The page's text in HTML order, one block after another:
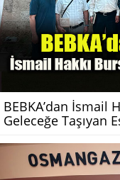
BEBKA’dan İsmail
Geleceğe Taşıyan